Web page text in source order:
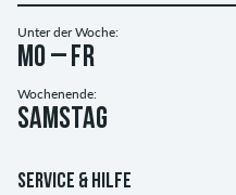
Unter der Woche:
Mo – Fr
Wochenende:
Samstag
SERVICE & HILFE